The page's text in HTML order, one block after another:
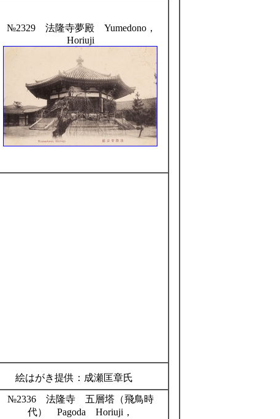
№2329 法隆寺夢殿 Yumedono，
Horiuji
絵はがき提供：成瀬匡章氏
№2336 法隆寺 五層塔（飛鳥時
代） Pagoda Horiuji，